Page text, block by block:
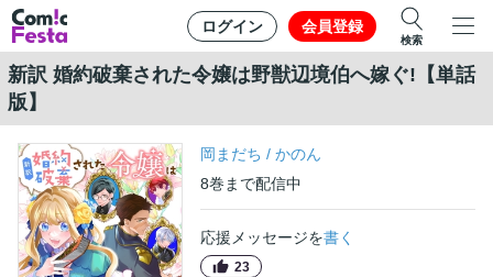
ログイン 会員登録
検索
新訳 婚約破棄された令嬢は野獣辺境伯へ嫁ぐ!【単話
版】
岡まだち /かのん
8巻 まで配信中
応援メッセージを書く
23